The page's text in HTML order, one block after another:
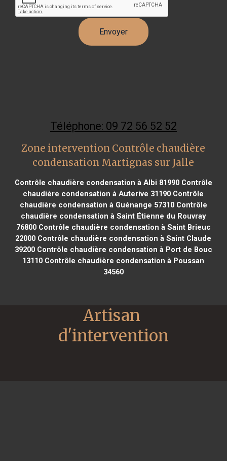
Téléphone: 09 72 56 52 52
Zone intervention Contrôle chaudière
condensation Martignas sur Jalle
Contrôle chaudière condensation à Albi 81990Contrôle
chaudière condensation à Auterive 31190 Contrôle
chaudière condensation à Guénange 57310Contrôle
chaudière condensation à Saint Étienne du Rouvray
76800Contrôle chaudière condensation à Saint Brieuc
22000 Contrôle chaudière condensation à Saint Claude
39200Contrôle chaudière condensation à Port de Bouc
13110 Contrôle chaudière condensation à Poussan
34560
Artisan
d'intervention